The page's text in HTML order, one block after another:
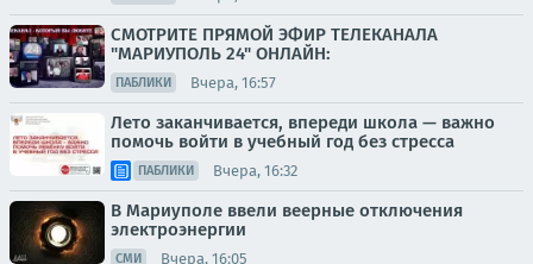
СМОТРИТЕ ПРЯМОЙ ЭФИР ТЕЛЕКАНАЛА
"МАРИУПОЛЬ 24" ОНЛАЙН:
ПАБЛИКИ Вчера, 16:57
Лето заканчивается, впереди школа — важно
помочь войти в учебный год без стресса
ПАБЛИКИ Вчера, 16:32
В Мариуполе ввели веерные отключения
электроэнергии
СМИ Вчера, 16:05